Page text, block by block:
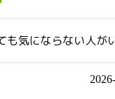
気にならない人が